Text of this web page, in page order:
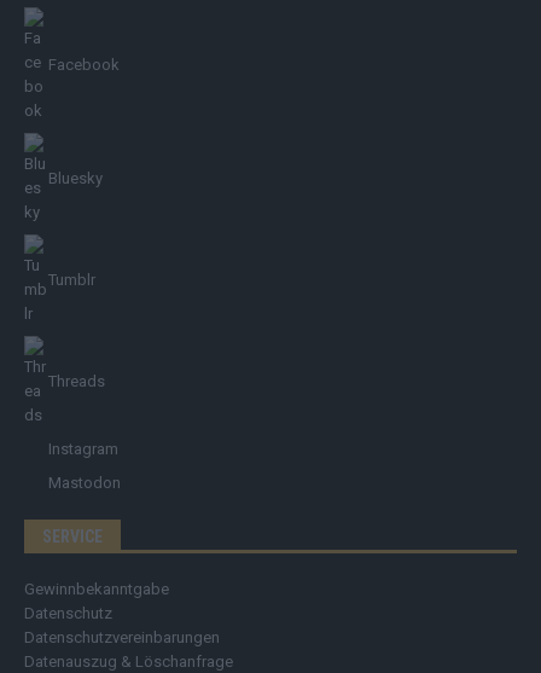
Facebook
Bluesky
Tumblr
Threads
Instagram
Mastodon
SERVICE
Gewinnbekanntgabe
Datenschutz
Datenschutzvereinbarungen
Datenauszug & Löschanfrage